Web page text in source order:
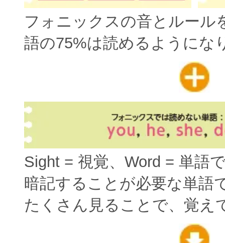
フォニックスの音とルール
語の75%は読めるようにな
Sight = 視覚、Word = 単語
暗記することが必要な単語
たくさん見ることで、覚え